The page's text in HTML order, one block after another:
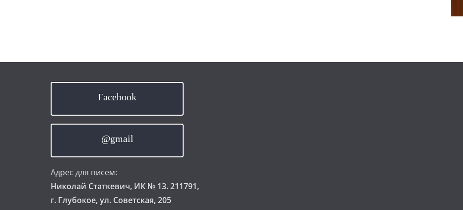
Facebook
@gmail
Адрес для писем:
Николай Статкевич, ИК № 13. 211791,
г. Глубокое, ул. Советская, 205